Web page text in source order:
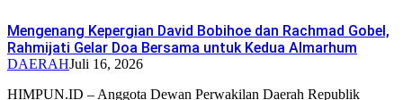
Mengenang Kepergian David Bobihoe dan Rachmad Gobel,
Rahmijati Gelar Doa Bersama untuk Kedua Almarhum
DAERAHJuli 16, 2026
HIMPUN.ID – Anggota Dewan Perwakilan Daerah Republik